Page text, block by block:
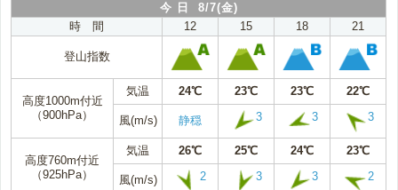
今 日 8/7(金)
時 間
12 15 18 21
登山指数
高度1000m付近
（900hPa）
気温 24℃ 23℃ 23℃ 22℃
風(m/s) 静穏 3 3 3
高度760m付近
（925hPa）
気温 26℃ 25℃ 24℃ 23℃
風(m/s) 2 3 3 2